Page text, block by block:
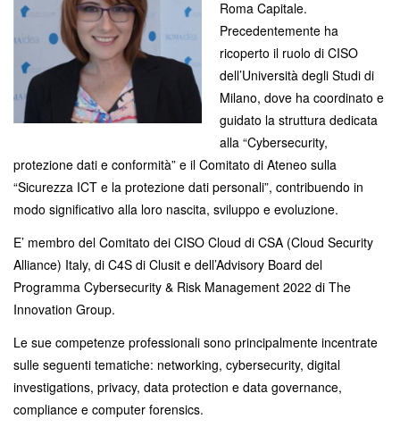
Roma Capitale.
Precedentemente ha
ricoperto il ruolo di CISO
dell’Università degli Studi di
Milano, dove ha coordinato e
guidato la struttura dedicata
alla “Cybersecurity,
protezione dati e conformità” e il Comitato di Ateneo sulla
“Sicurezza ICT e la protezione dati personali”, contribuendo in
modo significativo alla loro nascita, sviluppo e evoluzione.
E’ membro del Comitato dei CISO Cloud di CSA (Cloud Security
Alliance) Italy, di C4S di Clusit e dell’Advisory Board del
Programma Cybersecurity & Risk Management 2022 di The
Innovation Group.
Le sue competenze professionali sono principalmente incentrate
sulle seguenti tematiche: networking, cybersecurity, digital
investigations, privacy, data protection e data governance,
compliance e computer forensics.